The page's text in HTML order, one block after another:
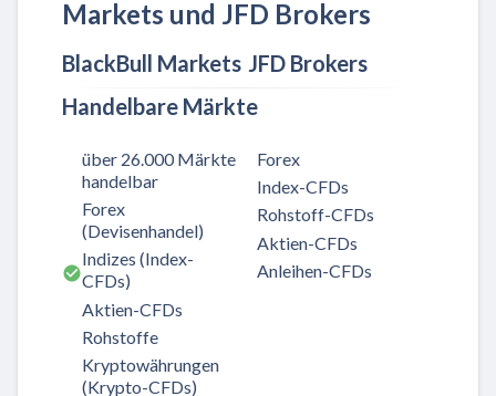
Markets und JFD Brokers
BlackBull Markets JFD Brokers
Handelbare Märkte
über 26.000 Märkte
handelbar
Forex
(Devisenhandel)
Indizes (Index-
CFDs)
Aktien-CFDs
Rohstoffe
Kryptowährungen
(Krypto-CFDs)
Forex
Index-CFDs
Rohstoff-CFDs
Aktien-CFDs
Anleihen-CFDs